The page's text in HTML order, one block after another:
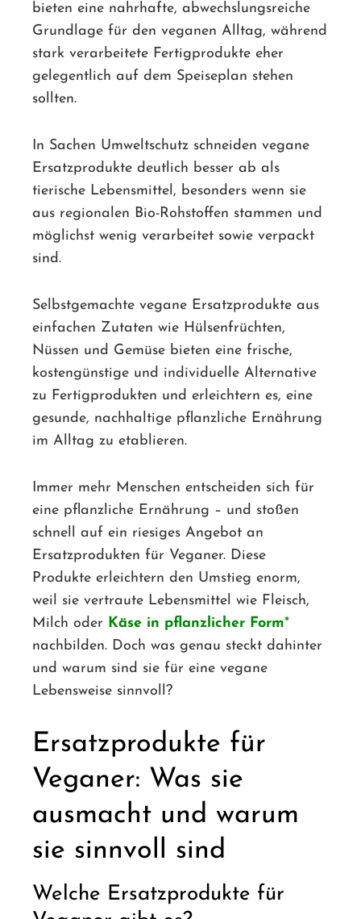
bieten eine nahrhafte, abwechslungsreiche
Grundlage für den veganen Alltag, während
stark verarbeitete Fertigprodukte eher
gelegentlich auf dem Speiseplan stehen
sollten.
In Sachen Umweltschutz schneiden vegane
Ersatzprodukte deutlich besser ab als
tierische Lebensmittel, besonders wenn sie
aus regionalen Bio-Rohstoffen stammen und
möglichst wenig verarbeitet sowie verpackt
sind.
Selbstgemachte vegane Ersatzprodukte aus
einfachen Zutaten wie Hülsenfrüchten,
Nüssen und Gemüse bieten eine frische,
kostengünstige und individuelle Alternative
zu Fertigprodukten und erleichtern es, eine
gesunde, nachhaltige pflanzliche Ernährung
im Alltag zu etablieren.
Immer mehr Menschen entscheiden sich für
eine pflanzliche Ernährung – und stoßen
schnell auf ein riesiges Angebot an
Ersatzprodukten für Veganer. Diese
Produkte erleichtern den Umstieg enorm,
weil sie vertraute Lebensmittel wie Fleisch,
Milch oder Käse in pflanzlicher Form
nachbilden. Doch was genau steckt dahinter
und warum sind sie für eine vegane
Lebensweise sinnvoll?
Ersatzprodukte für
Veganer: Was sie
ausmacht und warum
sie sinnvoll sind
Welche Ersatzprodukte für